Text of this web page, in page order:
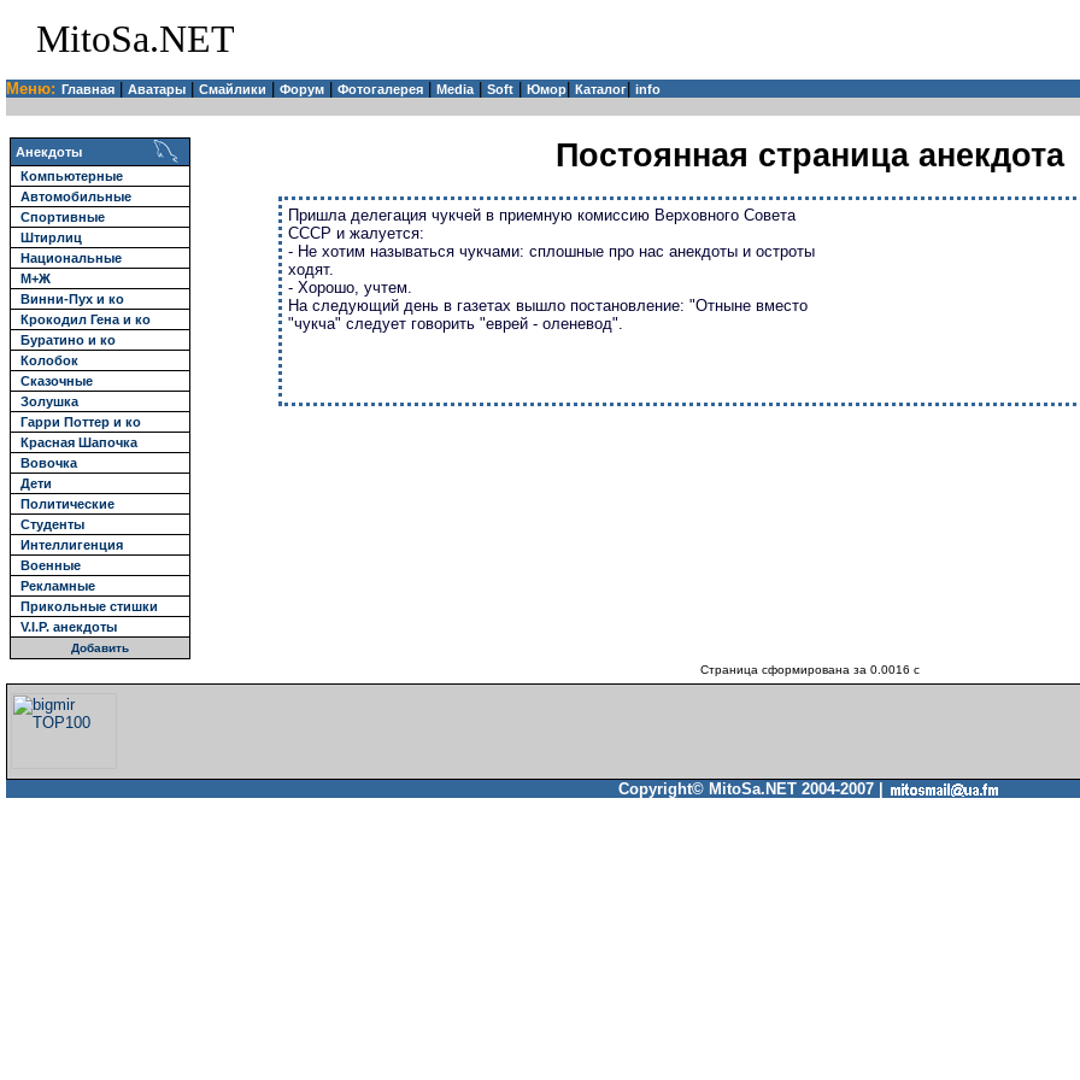
MitoSa.NET
Меню: Главная Аватары Смайлики Форум Фотогалерея Media| Soft Юмор Каталог info
Анекдоты
Компьютерные
Автомобильные
Спортивные
Штирлиц
Национальные
М+Ж
Винни-Пух и ко
Крокодил Гена и ко
Буратино и ко
Колобок
Сказочные
Золушка
Гарри Поттер и ко
Красная Шапочка
Вовочка
Дети
Политические
Студенты
Интеллигенция
Военные
Рекламные
Прикольные стишки
V.I.P. анекдоты
Добавить
Постоянная страница анекдота
Пришла делегация чукчей в приемную комиссию Верховного Совета
СССР и жалуется:
- Не хотим называться чукчами: сплошные про нас анекдоты и остроты
ходят.
- Хорошо, учтем.
На следующий день в газетах вышло постановление: "Отныне вместо
"чукча" следует говорить "еврей - оленевод".
Страница сформирована за 0.0016 c
Copyright© MitoSa.NET 2004-2007 |